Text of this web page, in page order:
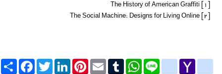
Facebook TwitterLinkedInPinterest Email TumblrWhatsApp Line
google_bookmarks
Yahoo
yahoo_messenger